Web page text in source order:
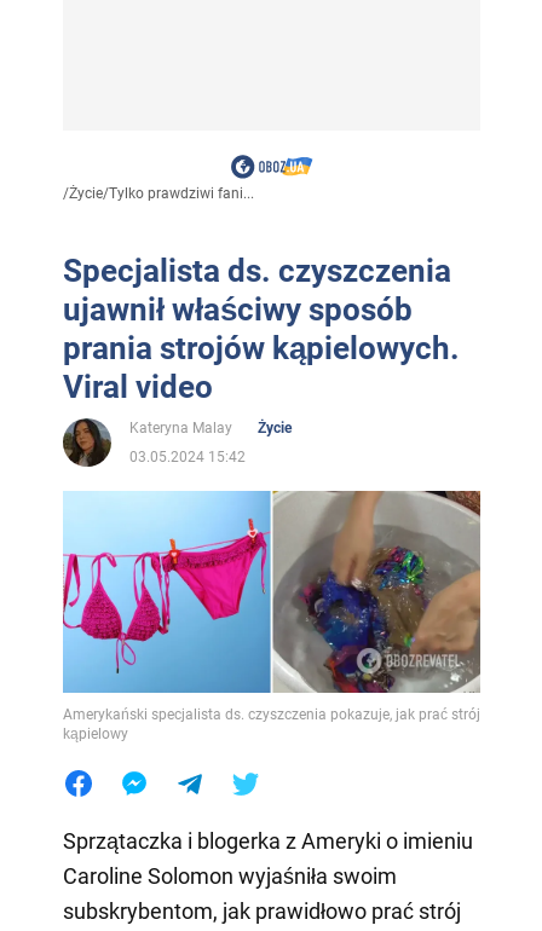
/Życie/Tylko prawdziwi fani...
Specjalista ds. czyszczenia
ujawnił właściwy sposób
prania strojów kąpielowych.
Viral video
Kateryna Malay
Życie
03.05.2024 15:42
Amerykański specjalista ds. czyszczenia pokazuje, jak prać strój
kąpielowy
Sprzątaczka i blogerka z Ameryki o imieniu
Caroline Solomon wyjaśniła swoim
subskrybentom, jak prawidłowo prać strój